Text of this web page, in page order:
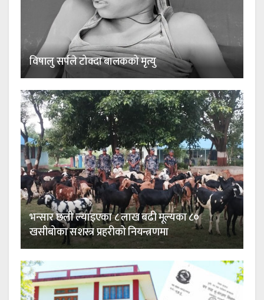
विषालु सर्पले टोक्दा बालकको मृत्यु
भन्सार छली ल्याइएका ८ लाख बढी मूल्यका ८०
खसीबोका सशस्त्र प्रहरीको नियन्त्रणमा